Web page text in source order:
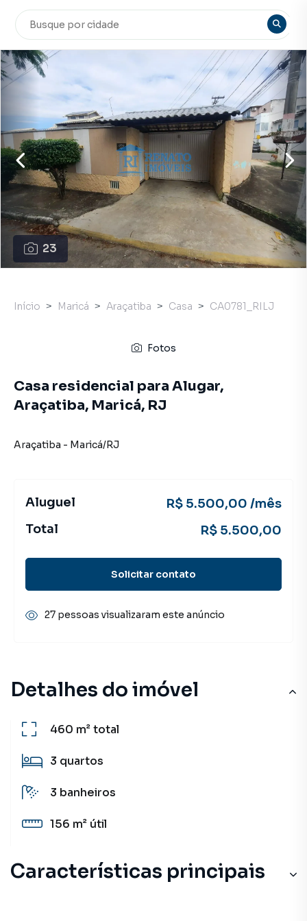
23
Detalhes do imóvel
460 m²total
3 quartos
3 banheiros
156 m² útil
Características principais
Início Maricá Araçatiba Casa CA0781_RILJ
Fotos
Casa residencial para Alugar,
Araçatiba, Maricá, RJ
Araçatiba - Maricá/RJ
Aluguel
R$ 5.500,00 /mês
Total
R$ 5.500,00
Solicitar contato
27 pessoas visualizaram este anúncio